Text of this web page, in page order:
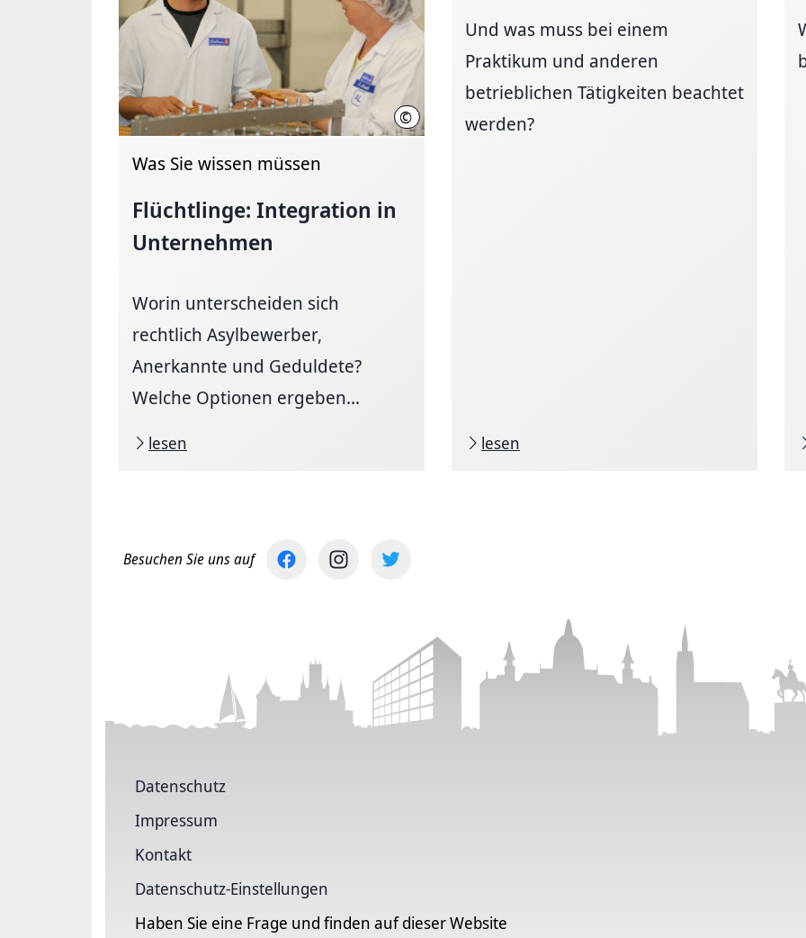
© Bahlsen (Quelle)
Was Sie wissen müssen
Flüchtlinge: Integration in
Unternehmen
Worin unterscheiden sich
rechtlich Asylbewerber,
Anerkannte und Geduldete?
Welche Optionen ergeben...
lesen
Und was muss bei einem
Praktikum und anderen
betrieblichen Tätigkeiten beachtet
werden?
lesen
Besuchen Sie uns auf
Datenschutz
Impressum
Kontakt
Datenschutz-Einstellungen
Haben Sie eine Frage und finden auf dieser Website